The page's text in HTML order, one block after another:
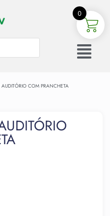
COM PRANCHETA
0